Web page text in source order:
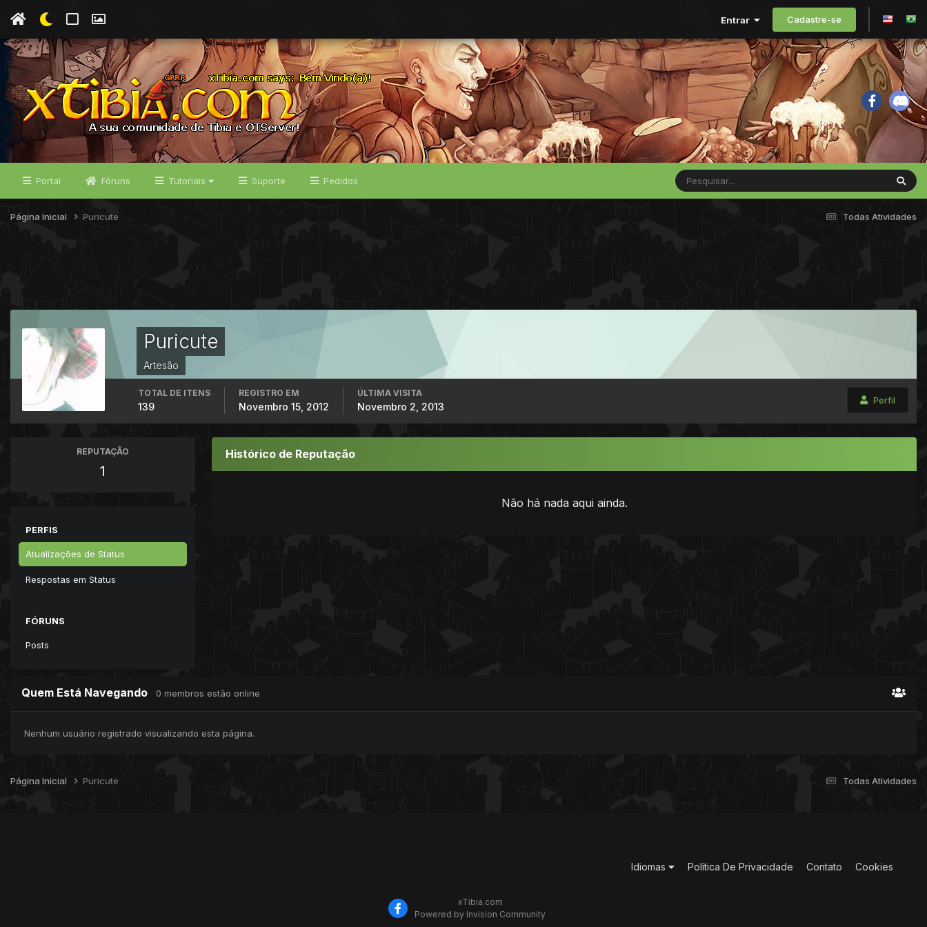
Entrar Cadastre-se
Portal Fóruns Tutoriais Suporte Pedidos
Todas Atividades
Página Inicial Puricute
Puricute
Artesão
Perfil
TOTAL DE ITENS
139
REGISTRO EM
Novembro 15, 2012
ÚLTIMA VISITA
Novembro 2, 2013
REPUTAÇÃO
1
PERFIS
Atualizações de Status
Respostas em Status
FÓRUNS
Posts
Histórico de Reputação
Não há nada aqui ainda.
Quem Está Navegando 0 membros estão online
Nenhum usuário registrado visualizando esta página.
Todas Atividades
Página Inicial Puricute
Idiomas Política De Privacidade Contato Cookies
xTibia.com
Powered by Invision Community